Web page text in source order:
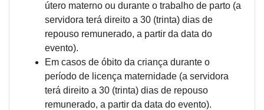
útero materno ou durante o trabalho de parto (a
servidora terá direito a 30 (trinta) dias de
repouso remunerado, a partir da data do
evento).
Em casos de óbito da criança durante o
período de licença maternidade (a servidora
terá direito a 30 (trinta) dias de repouso
remunerado, a partir da data do evento).